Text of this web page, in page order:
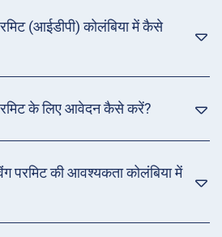
(आईडीपी) कोलंबिया में कैसे
परमिट के लिए आवेदन कैसे करें?
परमिट की आवश्यकता कोलंबिया में